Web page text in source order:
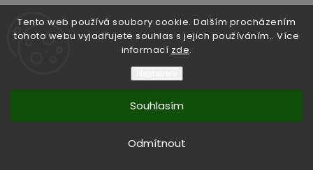
Tento web používá soubory cookie. Dalším procházením
tohoto webu vyjadřujete souhlas s jejich používáním.. Více
informací zde.
Odmítnout
Souhlasím